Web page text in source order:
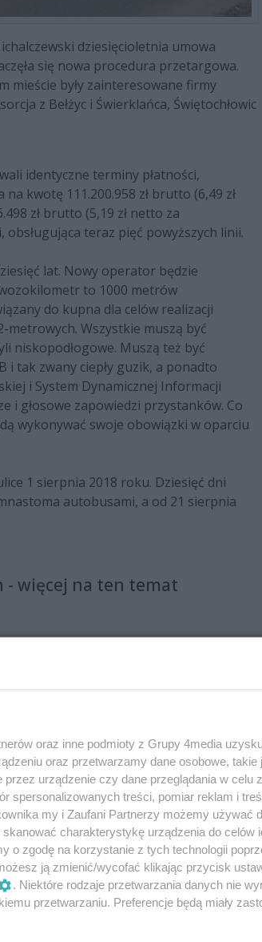
dziesięcioletnia umowa
się nowa procedura przetargowa.
mieście były zainteresowane firmy
z Bełżyc i Świerklańca, Świętochłowic
identyczne terminy płatności,
kwotę 111.200.958 zł brutto (6,49 zł
zł brutto (5,19 zł netto za
teraz pięć powyższych linii.
lat. Nowy operator będzie
to 1000 metrów
do kupna dla celów realizacji
Wszystkie muszą być
niskopodłogowe. Muszą też być
i tak zwany ciepły guzik, a ponadto
i System Dynamicznej Informacji
i głosowe zapowiedzi przystanków. Co
wykonywać swoje obowiązki w oparciu
1 sierpnia 2018 roku. Dziesięć dni
autobusami, a od 21 sierpnia
- więcej na ten temat
oraz inne podmioty z Grupy 4media
oraz przetwarzamy dane osobowe, takie
przez urządzenie czy dane przeglądania w celu
spersonalizowanych treści, pomiar reklam i
my i Zaufani Partnerzy możemy używać
charakterystykę urządzenia do celów
o zgodę na korzystanie z tych technologii
ją zmienić/wycofać klikając przycisk
. Niektóre rodzaje przetwarzania danych nie
przetwarzaniu. Preferencje będą miały